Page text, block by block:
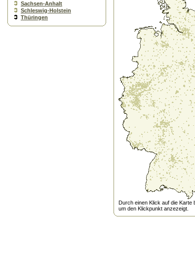
Sachsen-Anhalt
Schleswig-Holstein
Thüringen
Durch einen Klick auf die Karte
um den Klickpunkt anzezeigt.